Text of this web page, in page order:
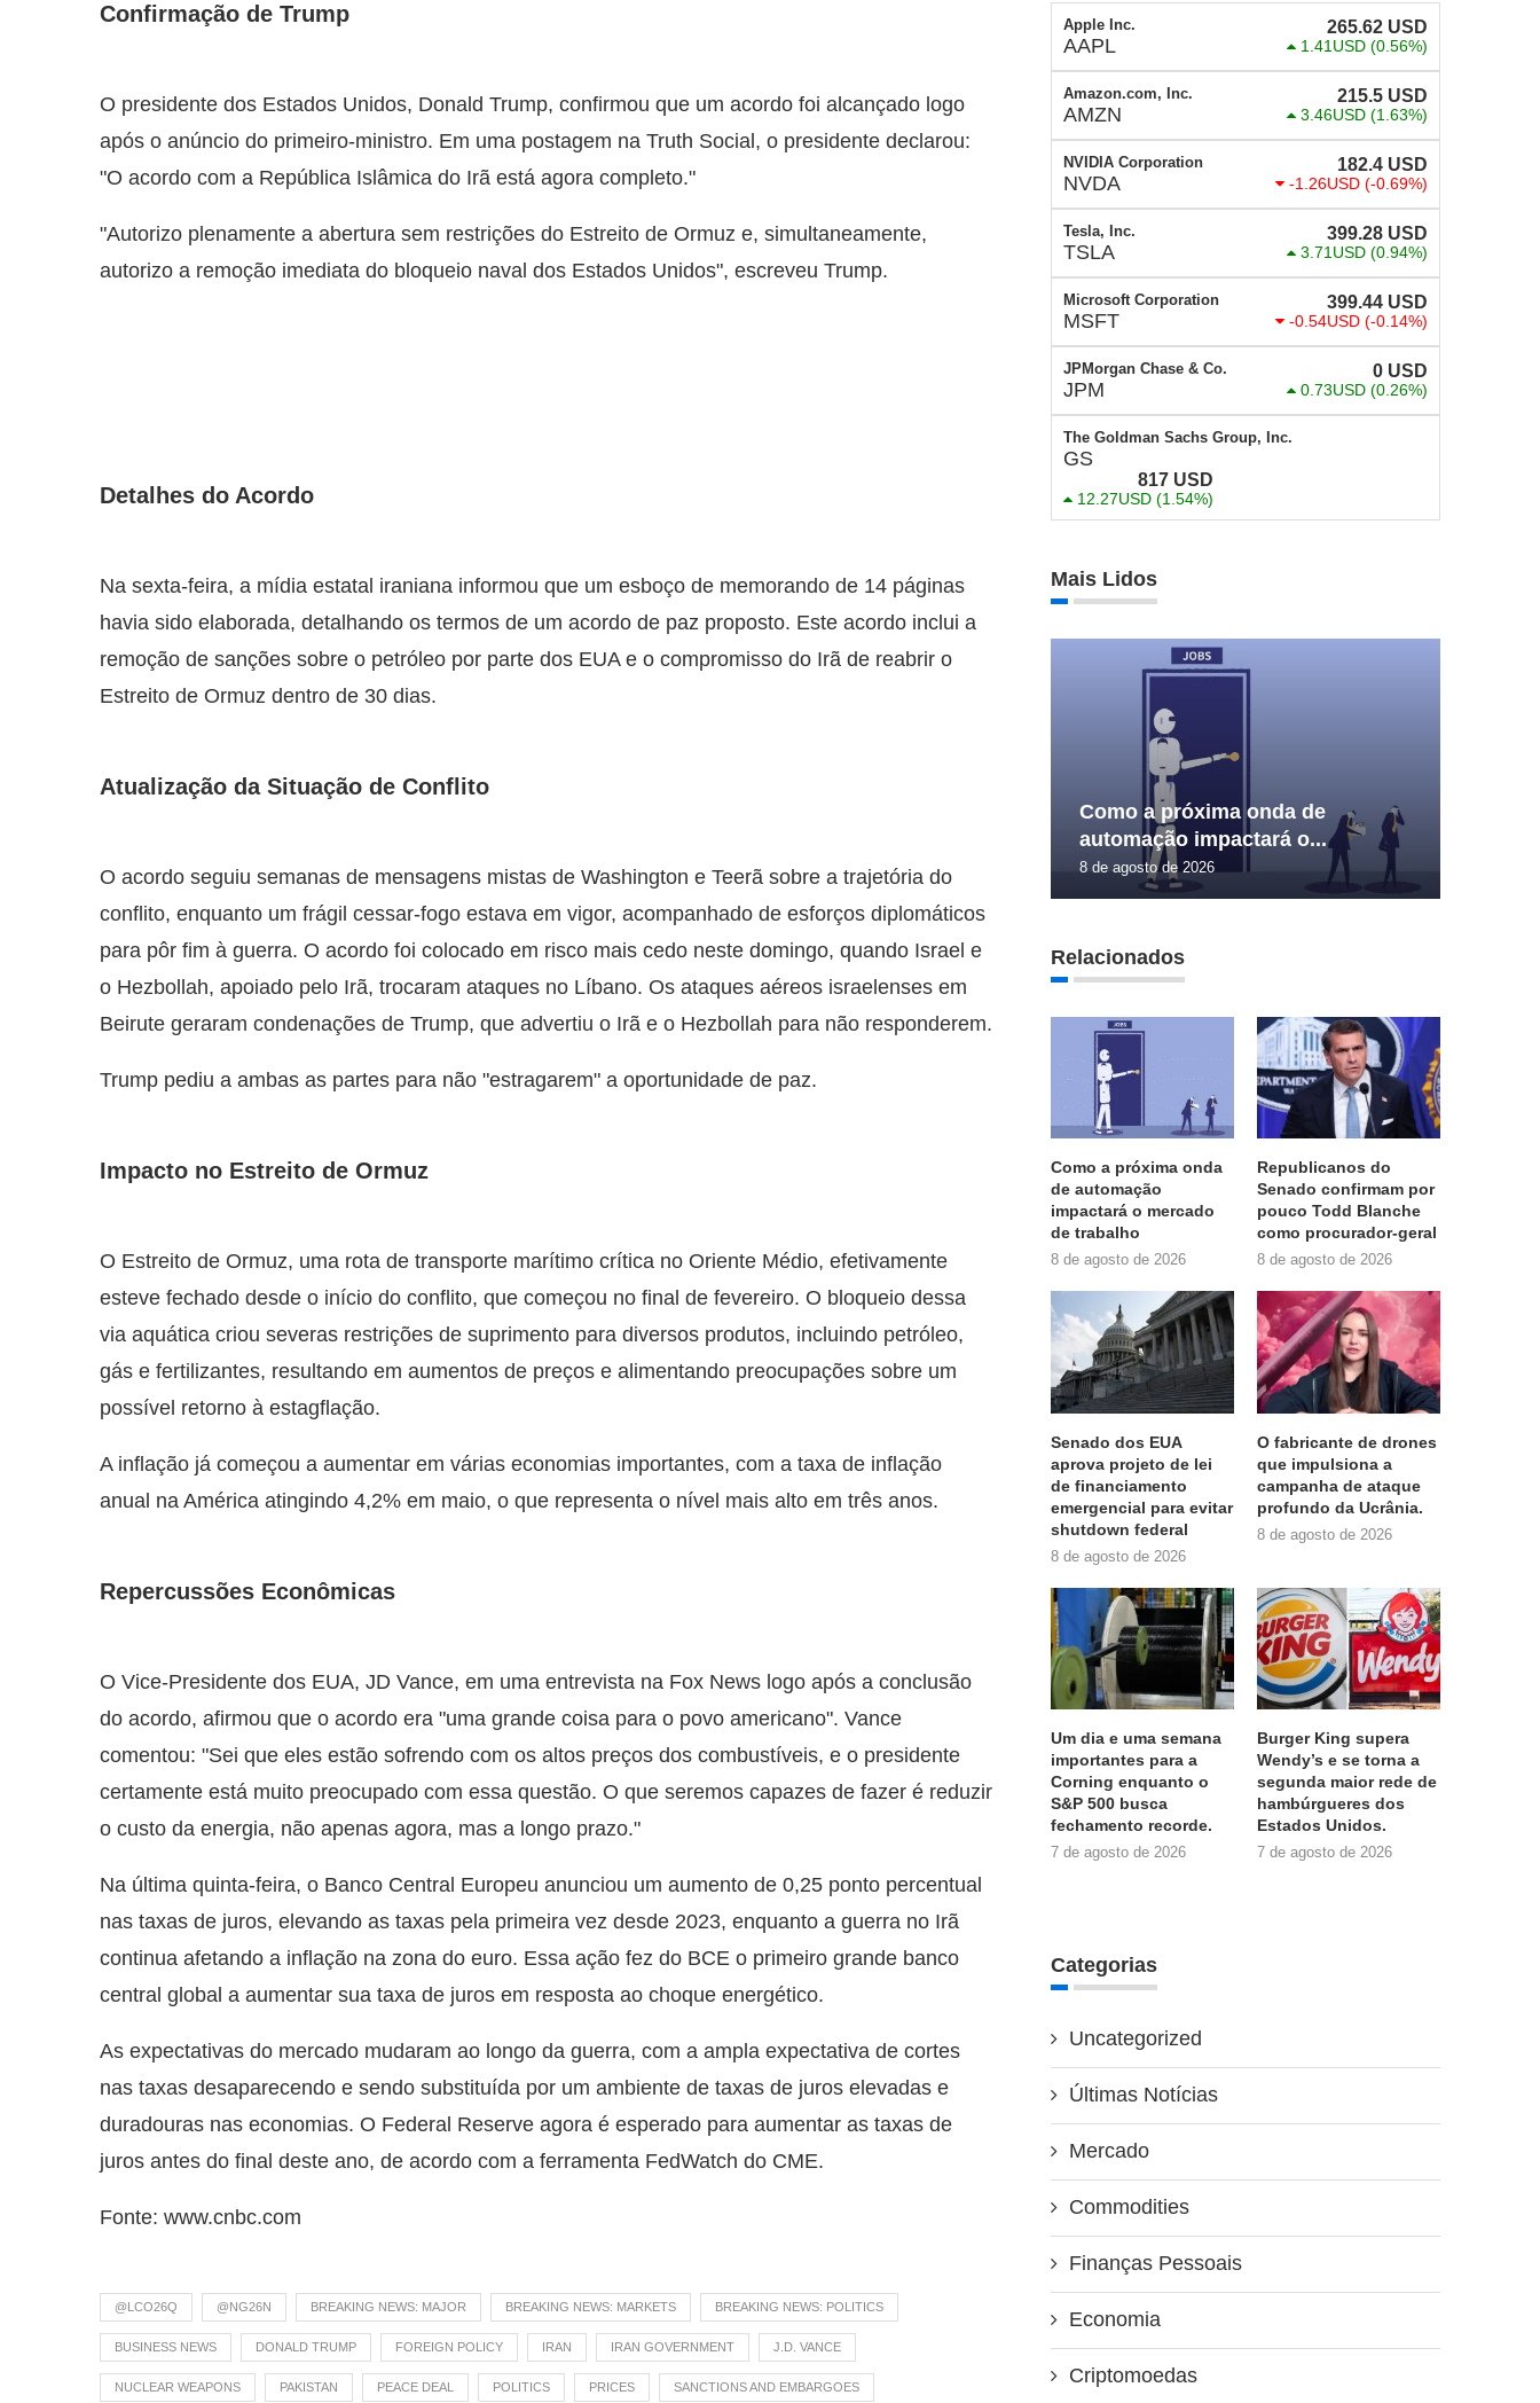
Confirmação de Trump
O presidente dos Estados Unidos, Donald Trump, confirmou que um acordo foi alcançado logo
após o anúncio do primeiro-ministro. Em uma postagem na Truth Social, o presidente declarou:
"O acordo com a República Islâmica do Irã está agora completo."
"Autorizo plenamente a abertura sem restrições do Estreito de Ormuz e, simultaneamente,
autorizo a remoção imediata do bloqueio naval dos Estados Unidos", escreveu Trump.
Detalhes do Acordo
Na sexta-feira, a mídia estatal iraniana informou que um esboço de memorando de 14 páginas
havia sido elaborada, detalhando os termos de um acordo de paz proposto. Este acordo inclui a
remoção de sanções sobre o petróleo por parte dos EUA e o compromisso do Irã de reabrir o
Estreito de Ormuz dentro de 30 dias.
Atualização da Situação de Conflito
O acordo seguiu semanas de mensagens mistas de Washington e Teerã sobre a trajetória do
conflito, enquanto um frágil cessar-fogo estava em vigor, acompanhado de esforços diplomáticos
para pôr fim à guerra. O acordo foi colocado em risco mais cedo neste domingo, quando Israel e
o Hezbollah, apoiado pelo Irã, trocaram ataques no Líbano. Os ataques aéreos israelenses em
Beirute geraram condenações de Trump, que advertiu o Irã e o Hezbollah para não responderem.
Trump pediu a ambas as partes para não "estragarem" a oportunidade de paz.
Impacto no Estreito de Ormuz
O Estreito de Ormuz, uma rota de transporte marítimo crítica no Oriente Médio, efetivamente
esteve fechado desde o início do conflito, que começou no final de fevereiro. O bloqueio dessa
via aquática criou severas restrições de suprimento para diversos produtos, incluindo petróleo,
gás e fertilizantes, resultando em aumentos de preços e alimentando preocupações sobre um
possível retorno à estagflação.
A inflação já começou a aumentar em várias economias importantes, com a taxa de inflação
anual na América atingindo 4,2% em maio, o que representa o nível mais alto em três anos.
Repercussões Econômicas
O Vice-Presidente dos EUA, JD Vance, em uma entrevista na Fox News logo após a conclusão
do acordo, afirmou que o acordo era "uma grande coisa para o povo americano". Vance
comentou: "Sei que eles estão sofrendo com os altos preços dos combustíveis, e o presidente
certamente está muito preocupado com essa questão. O que seremos capazes de fazer é reduzir
o custo da energia, não apenas agora, mas a longo prazo."
Na última quinta-feira, o Banco Central Europeu anunciou um aumento de 0,25 ponto percentual
nas taxas de juros, elevando as taxas pela primeira vez desde 2023, enquanto a guerra no Irã
continua afetando a inflação na zona do euro. Essa ação fez do BCE o primeiro grande banco
central global a aumentar sua taxa de juros em resposta ao choque energético.
As expectativas do mercado mudaram ao longo da guerra, com a ampla expectativa de cortes
nas taxas desaparecendo e sendo substituída por um ambiente de taxas de juros elevadas e
duradouras nas economias. O Federal Reserve agora é esperado para aumentar as taxas de
juros antes do final deste ano, de acordo com a ferramenta FedWatch do CME.
Fonte: www.cnbc.com
@LCO26Q @NG26N BREAKING NEWS: MAJOR BREAKING NEWS: MARKETS BREAKING NEWS: POLITICS
BUSINESS NEWS DONALD TRUMP FOREIGN POLICY IRAN IRAN GOVERNMENT J.D. VANCE
NUCLEAR WEAPONS PAKISTAN PEACE DEAL POLITICS PRICES SANCTIONS AND EMBARGOES
Apple Inc.
AAPL
265.62 USD
1.41USD (0.56%)
Amazon.com, Inc.
AMZN
215.5 USD
3.46USD (1.63%)
NVIDIA Corporation
NVDA
182.4 USD
-1.26USD (-0.69%)
Tesla, Inc.
TSLA
399.28 USD
3.71USD (0.94%)
Microsoft Corporation
MSFT
399.44 USD
-0.54USD (-0.14%)
JPMorgan Chase & Co.
JPM
0 USD
0.73USD (0.26%)
The Goldman Sachs Group, Inc.
GS
817 USD
12.27USD (1.54%)
Mais Lidos
Como a próxima onda de
automação impactará o...
8 de agosto de 2026
Relacionados
Como a próxima onda
de automação
impactará o mercado
de trabalho
8 de agosto de 2026
Republicanos do
Senado confirmam por
pouco Todd Blanche
como procurador-geral
8 de agosto de 2026
Senado dos EUA
aprova projeto de lei
de financiamento
emergencial para evitar
shutdown federal
8 de agosto de 2026
O fabricante de drones
que impulsiona a
campanha de ataque
profundo da Ucrânia.
8 de agosto de 2026
Um dia e uma semana
importantes para a
Corning enquanto o
S&P 500 busca
fechamento recorde.
7 de agosto de 2026
Burger King supera
Wendy’s e se torna a
segunda maior rede de
hambúrgueres dos
Estados Unidos.
7 de agosto de 2026
Categorias
Uncategorized
Últimas Notícias
Mercado
Commodities
Finanças Pessoais
Economia
Criptomoedas